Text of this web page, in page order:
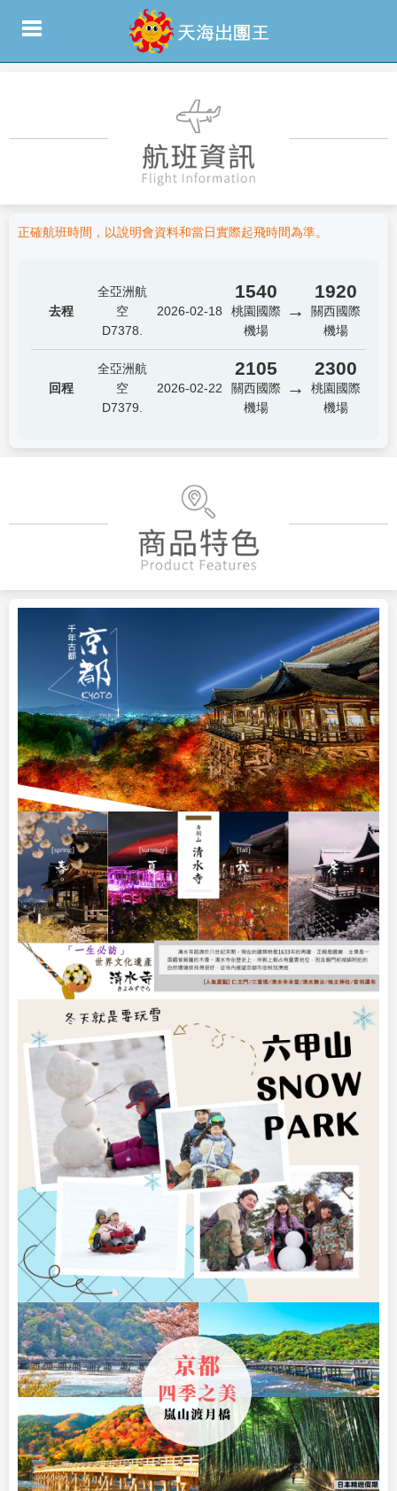
正確航班時間，以說明會資料和當日實際起飛時間為準。
去程
全亞洲航
空
D7378.
2026-02-18
1540
桃園國際
機場
→
1920
關西國際
機場
回程
全亞洲航
空
D7379.
2026-02-22
2105
關西國際
機場
→
2300
桃園國際
機場